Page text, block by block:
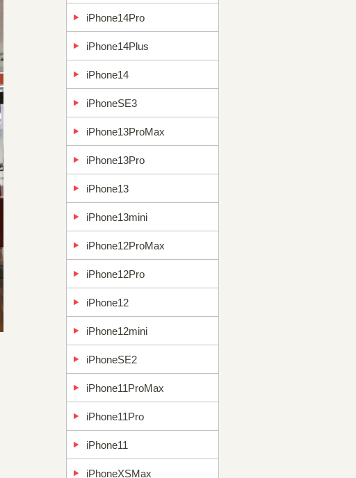
iPhone14Pro
iPhone14Plus
iPhone14
iPhoneSE3
iPhone13ProMax
iPhone13Pro
iPhone13
iPhone13mini
iPhone12ProMax
iPhone12Pro
iPhone12
iPhone12mini
iPhoneSE2
iPhone11ProMax
iPhone11Pro
iPhone11
iPhoneXSMax